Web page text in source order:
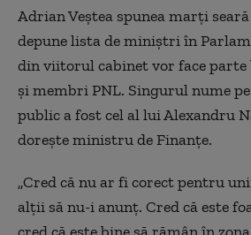
Adrian Veștea spunea marți
depune lista de miniștri în
din viitorul cabinet vor face parte
și membri PNL. Singurul nume
public a fost cel al lui Alexandru
dorește ministru de Finanţe.
„Cred că nu ar fi corect pentru
alţii să nu-i anunţ. Cred că este
cred că este bine să rămân în